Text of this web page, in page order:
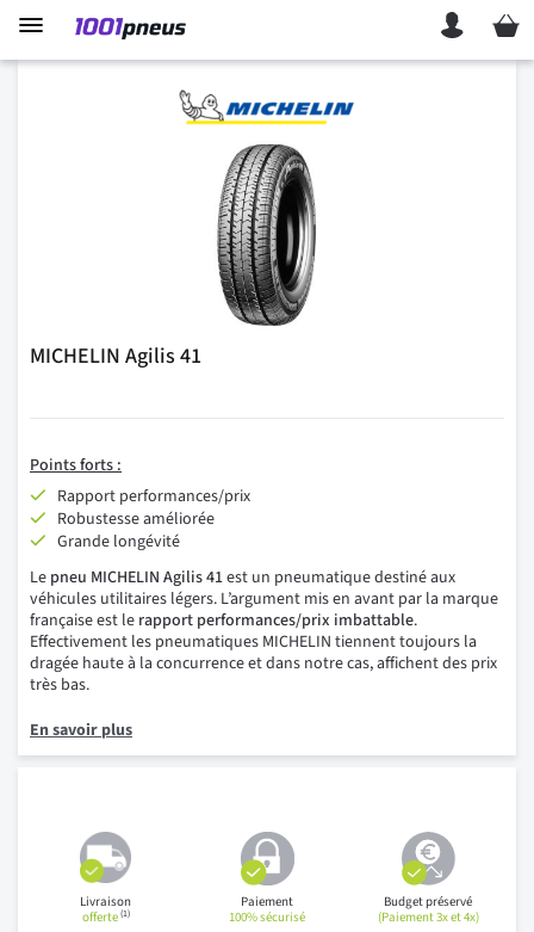
Mon
MICHELIN Agilis 41
Points forts :
Rapport performances/prix
Robustesse améliorée
Grande longévité
Le pneu MICHELIN Agilis 41est un pneumatique destiné aux
véhicules utilitaires légers. L’argument mis en avant par la marque
française est le rapport performances/prix imbattable.
Effectivement les pneumatiques MICHELIN tiennent toujours la
dragée haute à la concurrence et dans notre cas, affichent des prix
très bas.
En savoir plus
Livraison
offerte(1)
Paiement
100% sécurisé
Budget préservé
(Paiement 3x et 4x)